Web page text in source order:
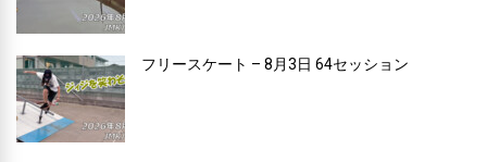
フリースケート – 8月3日 64セッション